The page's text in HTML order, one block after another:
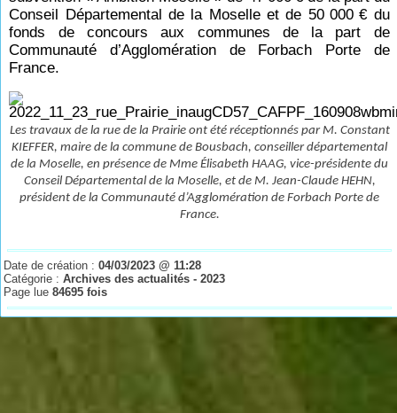
Conseil Départemental de la Moselle et de 50 000 € du
fonds de concours aux communes de la part de
Communauté d’Agglomération de Forbach Porte de
France.
Les travaux de la rue de la Prairie ont été réceptionnés par M. Constant
KIEFFER, maire de la commune de Bousbach, conseiller départemental
de la Moselle, en présence de Mme Élisabeth HAAG, vice-présidente du
Conseil Départemental de la Moselle, et de M. Jean-Claude HEHN,
président de la Communauté d’Agglomération de Forbach Porte de
France.
Date de création :04/03/2023 @ 11:28
Catégorie :Archives des actualités - 2023
Page lue84695 fois